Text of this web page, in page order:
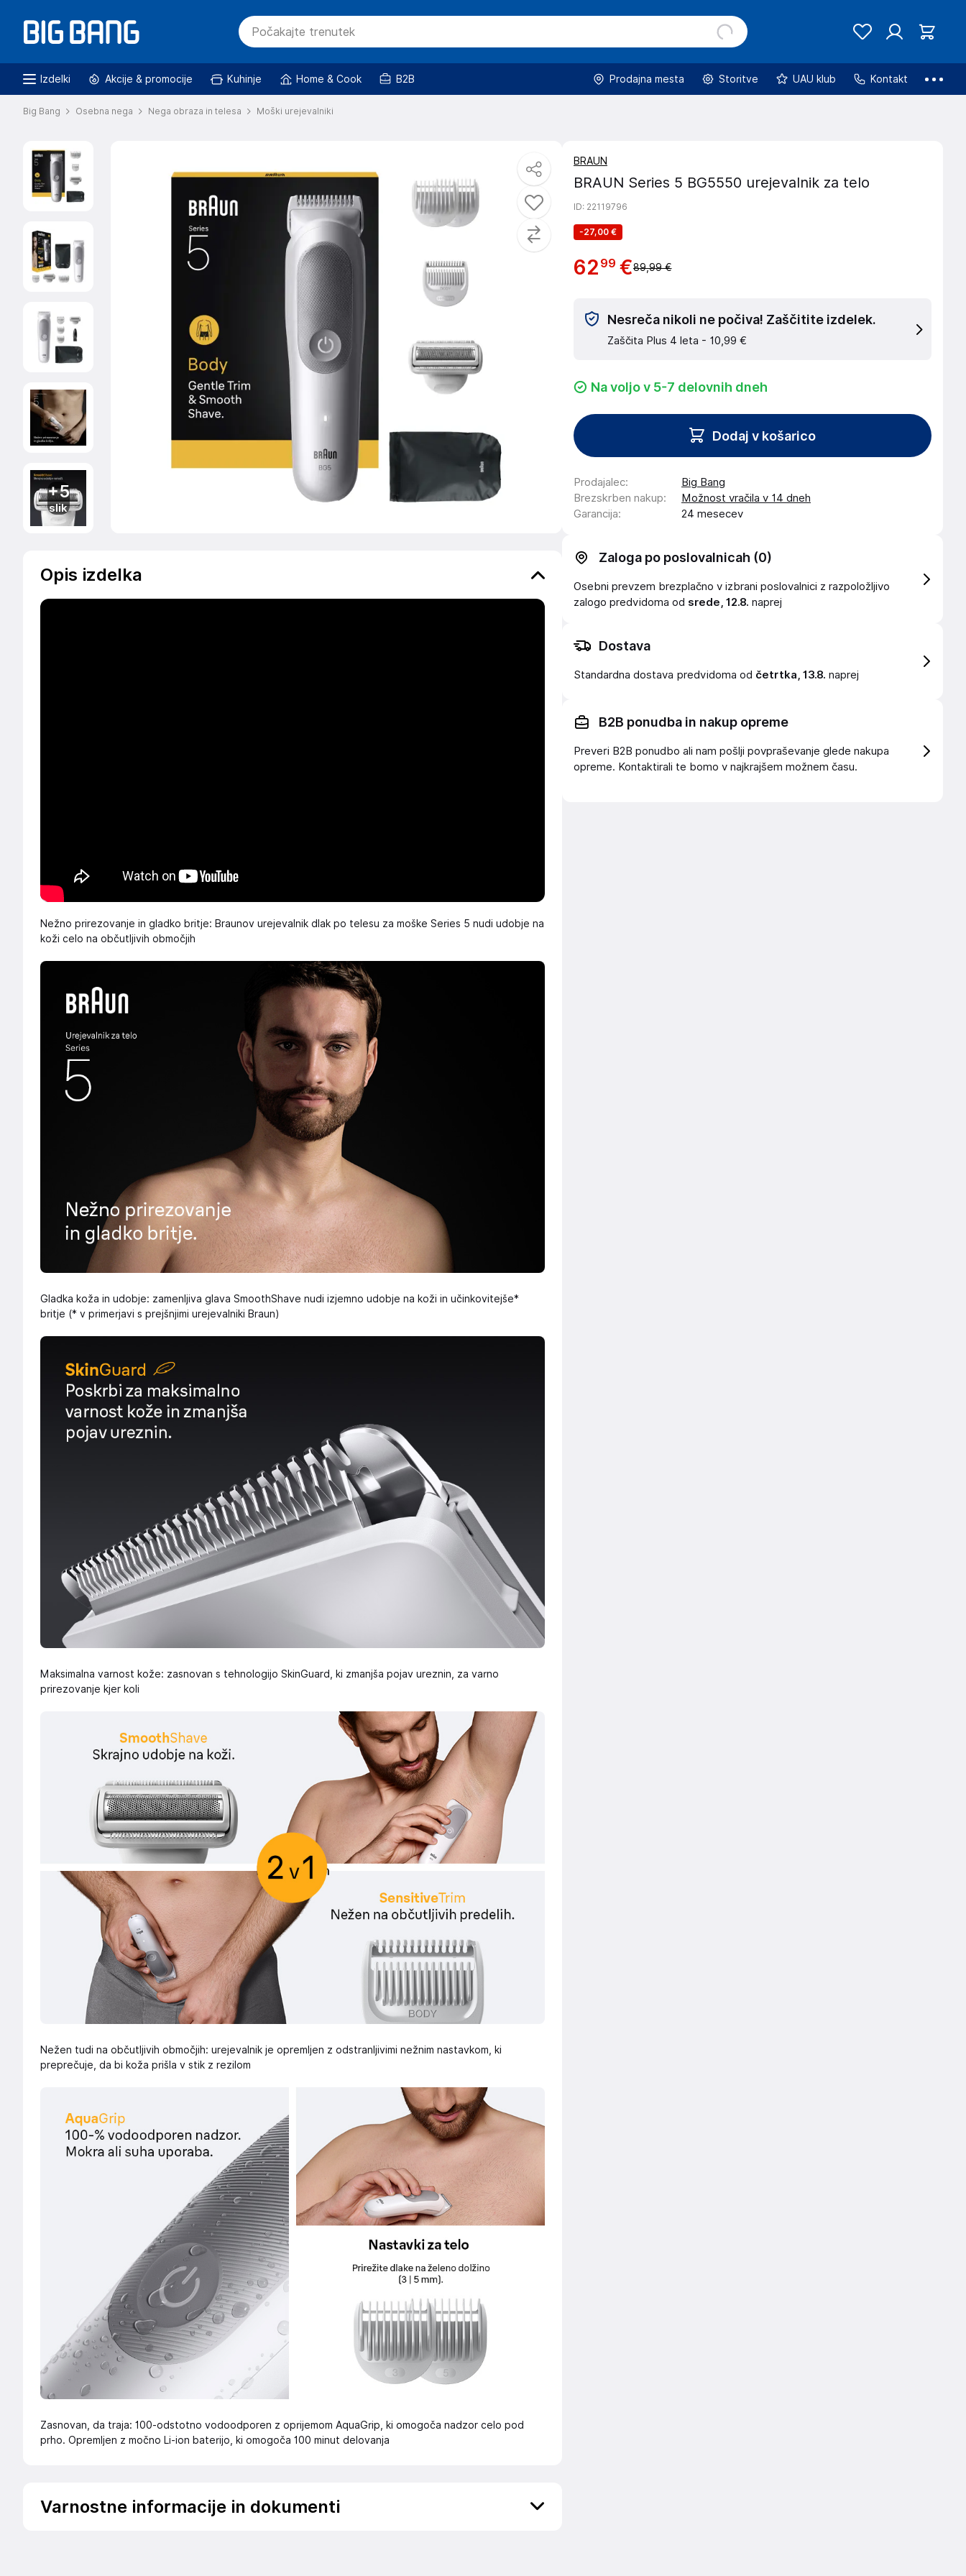
Izdelki Akcije & promocije Kuhinje Home & Cook B2B Prodajna mesta Storitve UAU klub Kontakt
Big Bang Osebna nega Nega obraza in telesa Moški urejevalniki
+5
slik
Opis izdelka
Nežno prirezovanje in gladko britje: Braunov urejevalnik dlak po telesu za moške Series 5 nudi udobje na
koži celo na občutljivih območjih
Gladka koža in udobje: zamenljiva glava SmoothShave nudi izjemno udobje na koži in učinkovitejše*
britje (* v primerjavi s prejšnjimi urejevalniki Braun)
Maksimalna varnost kože: zasnovan s tehnologijo SkinGuard, ki zmanjša pojav ureznin, za varno
prirezovanje kjer koli
Nežen tudi na občutljivih območjih: urejevalnik je opremljen z odstranljivimi nežnim nastavkom, ki
preprečuje, da bi koža prišla v stik z rezilom
Zasnovan, da traja: 100-odstotno vodoodporen z oprijemom AquaGrip, ki omogoča nadzor celo pod
prho. Opremljen z močno Li-ion baterijo, ki omogoča 100 minut delovanja
Varnostne informacije in dokumenti
BRAUN
BRAUN Series 5 BG5550 urejevalnik za telo
ID: 22119796
-27,00 €
62 99 €89,99 €
Nesreča nikoli ne počiva! Zaščitite izdelek.
Zaščita Plus 4 leta - 10,99 €
Na voljo v 5-7 delovnih dneh
Dodaj v košarico
Prodajalec:
Big Bang
Brezskrben nakup:
Možnost vračila v 14 dneh
Garancija: 24 mesecev
Zaloga po poslovalnicah (0)
Osebni prevzem brezplačno v izbrani poslovalnici z razpoložljivo
zalogo predvidoma od srede, 12.8. naprej
Dostava
Standardna dostava predvidoma od četrtka, 13.8. naprej
B2B ponudba in nakup opreme
Preveri B2B ponudbo ali nam pošlji povpraševanje glede nakupa
opreme. Kontaktirali te bomo v najkrajšem možnem času.